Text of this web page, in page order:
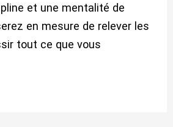
et une mentalité de
en mesure de relever les
tout ce que vous